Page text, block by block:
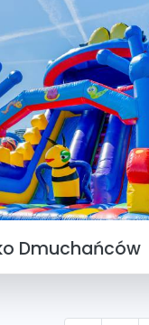
Dmuchańców